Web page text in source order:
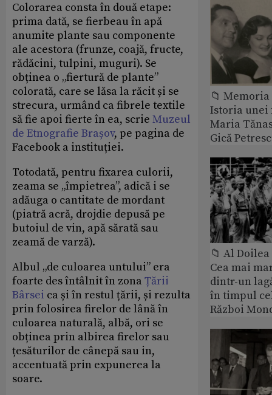
Colorarea consta în două etape:
prima dată, se fierbeau în apă
anumite plante sau componente
ale acestora (frunze, coajă, fructe,
rădăcini, tulpini, muguri). Se
obținea o „fiertură de plante”
colorată, care se lăsa la răcit și se
strecura, urmând ca fibrele textile
să fie apoi fierte în ea, scrie Muzeul
de Etnografie Brașov, pe pagina de
Facebook a instituției.
Totodată, pentru fixarea culorii,
zeama se „împietrea”, adică i se
adăuga o cantitate de mordant
(piatră acră, drojdie depusă pe
butoiul de vin, apă sărată sau
zeamă de varză).
Albul „de culoarea untului” era
foarte des întâlnit în zona Țării
Bârsei ca și în restul țării, și rezulta
prin folosirea firelor de lână în
culoarea naturală, albă, ori se
obținea prin albirea firelor sau
țesăturilor de cânepă sau in,
accentuată prin expunerea la
soare.
📁
Istoria
Maria
Gică
📁 Al
Cea mai
dintr-un
în timpul
Război